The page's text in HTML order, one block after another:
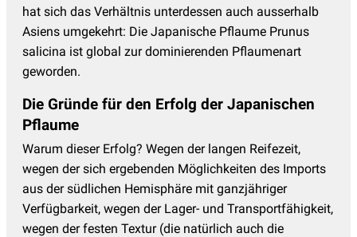
hat sich das Verhältnis unterdessen auch ausserhalb
Asiens umgekehrt: Die Japanische Pflaume Prunus
salicina ist global zur dominierenden Pflaumenart
geworden.
Die Gründe für den Erfolg der Japanischen
Pflaume
Warum dieser Erfolg? Wegen der langen Reifezeit,
wegen der sich ergebenden Möglichkeiten des Imports
aus der südlichen Hemisphäre mit ganzjähriger
Verfügbarkeit, wegen der Lager- und Transportfähigkeit,
wegen der festen Textur (die natürlich auch die